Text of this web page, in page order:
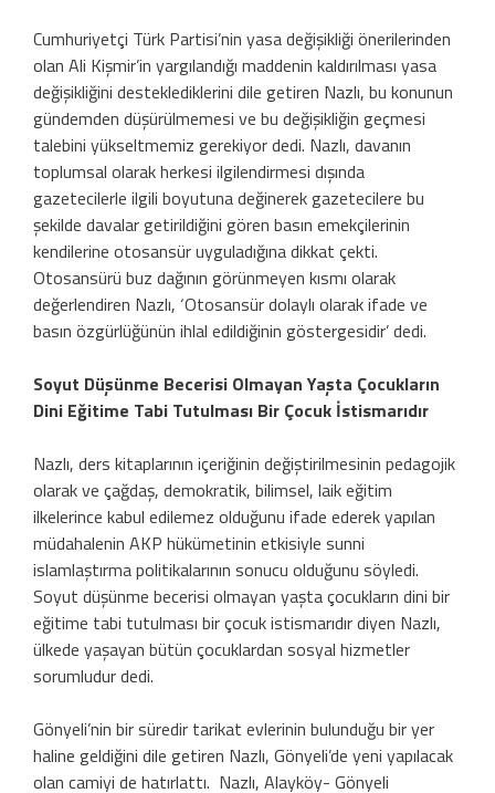
Cumhuriyetçi Türk Partisi’nin yasa değişikliği önerilerinden
olan Ali Kişmir’in yargılandığı maddenin kaldırılması yasa
değişikliğini desteklediklerini dile getiren Nazlı, bu konunun
gündemden düşürülmemesi ve bu değişikliğin geçmesi
talebini yükseltmemiz gerekiyor dedi. Nazlı, davanın
toplumsal olarak herkesi ilgilendirmesi dışında
gazetecilerle ilgili boyutuna değinerek gazetecilere bu
şekilde davalar getirildiğini gören basın emekçilerinin
kendilerine otosansür uyguladığına dikkat çekti.
Otosansürü buz dağının görünmeyen kısmı olarak
değerlendiren Nazlı, ‘Otosansür dolaylı olarak ifade ve
basın özgürlüğünün ihlal edildiğinin göstergesidir’ dedi.
Soyut Düşünme Becerisi Olmayan Yaşta Çocukların
Dini Eğitime Tabi Tutulması Bir Çocuk İstismarıdır
Nazlı, ders kitaplarının içeriğinin değiştirilmesinin pedagojik
olarak ve çağdaş, demokratik, bilimsel, laik eğitim
ilkelerince kabul edilemez olduğunu ifade ederek yapılan
müdahalenin AKP hükümetinin etkisiyle sunni
islamlaştırma politikalarının sonucu olduğunu söyledi.
Soyut düşünme becerisi olmayan yaşta çocukların dini bir
eğitime tabi tutulması bir çocuk istismarıdır diyen Nazlı,
ülkede yaşayan bütün çocuklardan sosyal hizmetler
sorumludur dedi.
Gönyeli’nin bir süredir tarikat evlerinin bulunduğu bir yer
haline geldiğini dile getiren Nazlı, Gönyeli’de yeni yapılacak
olan camiyi de hatırlattı. Nazlı, Alayköy- Gönyeli